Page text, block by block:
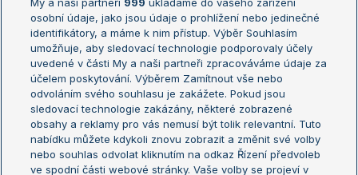
Žebříček ATP (muži)
Žebříček WTA (ženy)
Sázkařský žebříček
Australian Open
French Open
Wimbledon
US Open
Turnaj mistrů
Turnaj mistryň
Aktualní trendy
Fotbalové přestupy
osobní údaje, jako jsou údaje o prohlížení nebo jedinečné
identifikátory, a máme k nim přístup. Výběr Souhlasím
umožňuje, aby sledovací technologie podporovaly účely
uvedené v části My a naši partneři zpracováváme údaje za
účelem poskytování. Výběrem Zamítnout vše nebo
odvoláním svého souhlasu je zakážete. Pokud jsou
sledovací technologie zakázány, některé zobrazené
obsahy a reklamy pro vás nemusí být tolik relevantní. Tuto
nabídku můžete kdykoli znovu zobrazit a změnit své volby
nebo souhlas odvolat kliknutím na odkaz Řízení předvoleb
ve spodní části webové stránky. Vaše volby se projeví v